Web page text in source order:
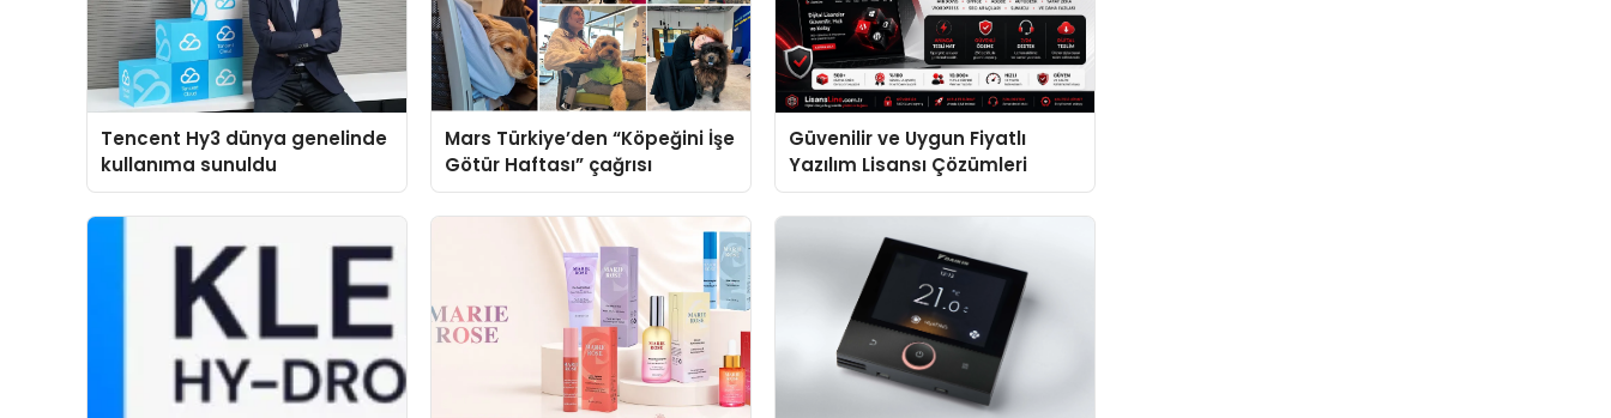
Tencent Hy3 dünya genelinde
kullanıma sunuldu
Mars Türkiye’den “Köpeğini İşe
Götür Haftası” çağrısı
Güvenilir ve Uygun Fiyatlı
Yazılım Lisansı Çözümleri